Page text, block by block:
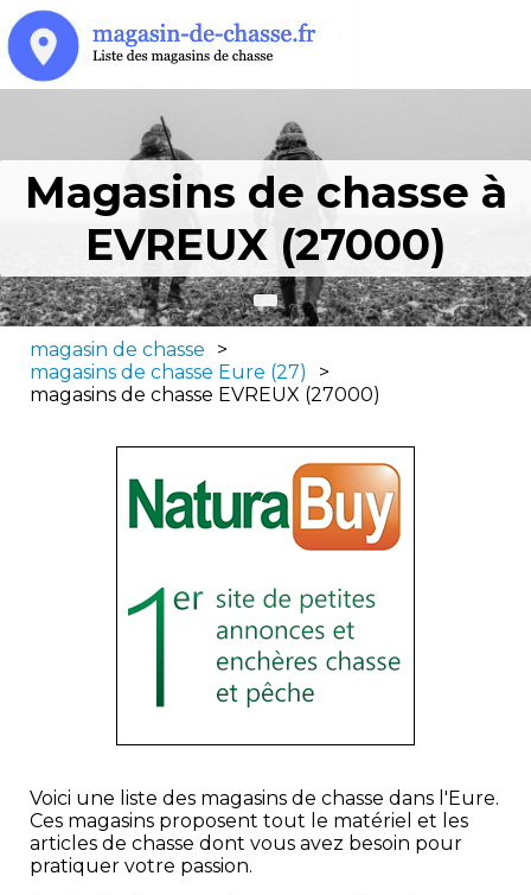
Magasins de chasse à
EVREUX (27000)
magasin de chasse
>
magasins de chasse Eure (27)
>
magasins de chasse EVREUX (27000)
Voici une liste des magasins de chasse dans l'Eure.
Ces magasins proposent tout le matériel et les
articles de chasse dont vous avez besoin pour
pratiquer votre passion.